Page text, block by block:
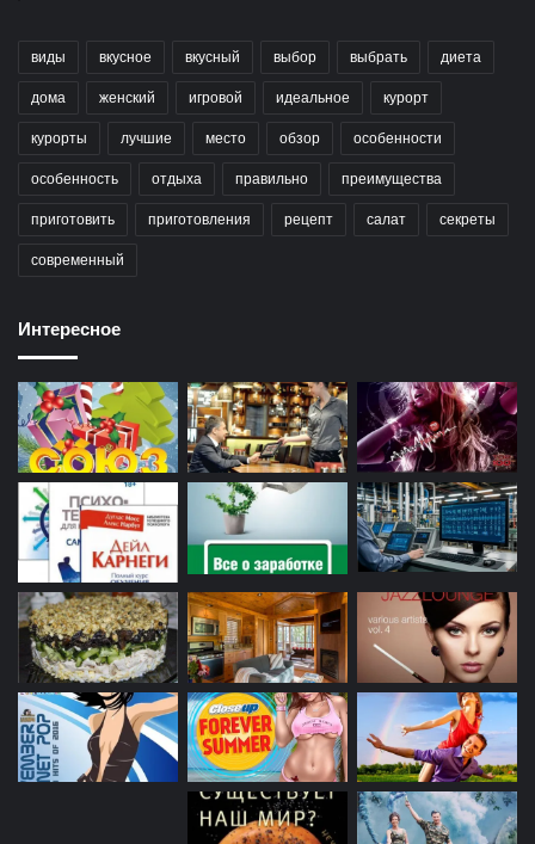
виды вкусное вкусный выбор выбрать диета
дома женский игровой идеальное курорт
курорты лучшие место обзор особенности
особенность отдыха правильно преимущества
приготовить приготовления рецепт салат секреты
современный
Интересное